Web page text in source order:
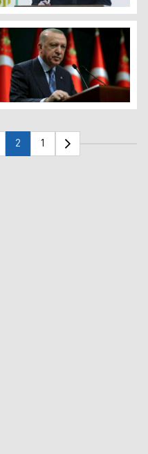
محمد البشیر، نخست‌ویر
رجب طیب اردوغان، رئیس
1
2